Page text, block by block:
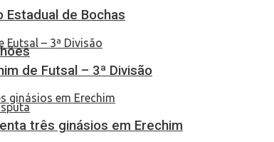
de Bochas
de Futsal – 3ª Divisão
três ginásios em Erechim